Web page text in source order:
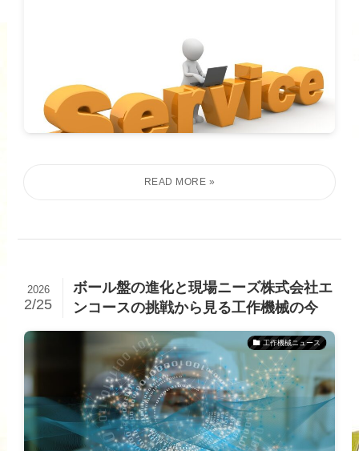
ボール盤の進化と現場ニーズ株式会社エ
ンコースの挑戦から見る工作機械の今
2026
2/25
工作機械ニュース